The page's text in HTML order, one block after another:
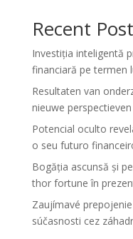
Recent
Investiția inteligentă
financiară pe termen
Resultaten van
nieuwe
Potencial oculto
o seu futuro
Bogăția ascunsă și
thor fortune în
Zaujímavé
súčasnosti cez